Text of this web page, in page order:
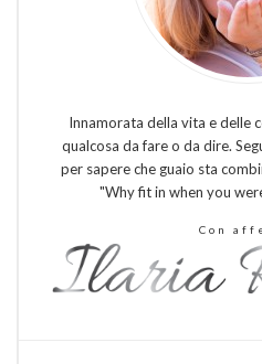
Innamorata della vita e delle
qualcosa da fare o da dire.
per sapere che guaio sta
"Why fit in when you
Con